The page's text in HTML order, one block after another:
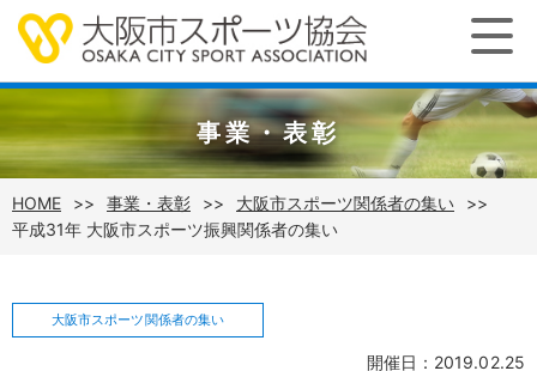
事業・表彰
HOME 事業・表彰
大阪市スポーツ関係者の集い
平成31年 大阪市スポーツ振興関係者の集い
大阪市スポーツ関係者の集い
開催日：2019.02.25